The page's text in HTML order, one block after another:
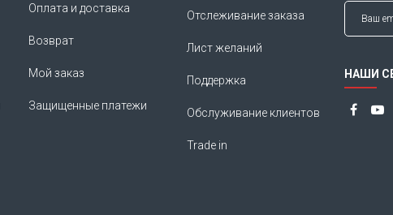
Оплата и доставка
Возврат
Мой заказ
Защищенные платежи
Отслеживание заказа
Лист желаний
Поддержка
Обслуживание клиентов
Trade in
НАШИ